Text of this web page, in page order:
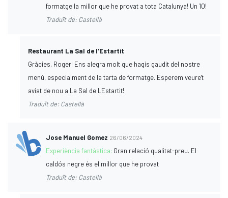
formatge la millor que he provat a tota Catalunya! Un 10!
Traduït de: Castellà
Restaurant La Sal de l'Estartit
Gràcies, Roger! Ens alegra molt que hagis gaudit del nostre
menú, especialment de la tarta de formatge. Esperem veure't
aviat de nou a La Sal de L'Estartit!
Traduït de: Castellà
Jose Manuel Gomez 26/06/2024
Experiència fantàstica: Gran relació qualitat-preu. El
caldós negre és el millor que he provat
Traduït de: Castellà